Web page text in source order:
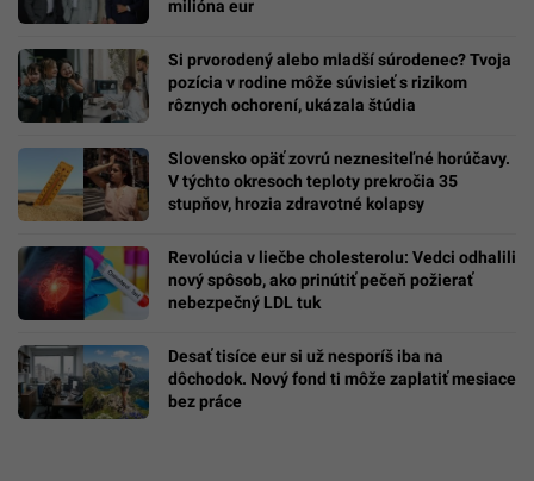
milióna eur
Si prvorodený alebo mladší súrodenec? Tvoja
pozícia v rodine môže súvisieť s rizikom
rôznych ochorení, ukázala štúdia
Slovensko opäť zovrú neznesiteľné horúčavy.
V týchto okresoch teploty prekročia 35
stupňov, hrozia zdravotné kolapsy
Revolúcia v liečbe cholesterolu: Vedci odhalili
nový spôsob, ako prinútiť pečeň požierať
nebezpečný LDL tuk
Desať tisíce eur si už nesporíš iba na
dôchodok. Nový fond ti môže zaplatiť mesiace
bez práce